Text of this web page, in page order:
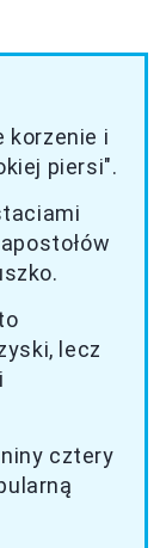
korzenie i
piersi".
lecz
cztery